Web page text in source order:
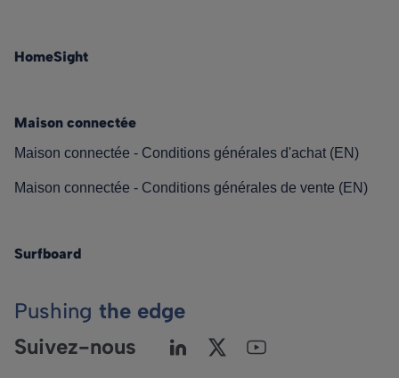
HomeSight
Maison connectée
Maison connectée - Conditions générales d'achat (EN)
Maison connectée - Conditions générales de vente (EN)
Surfboard
Pushing the edge
Suivez-nous